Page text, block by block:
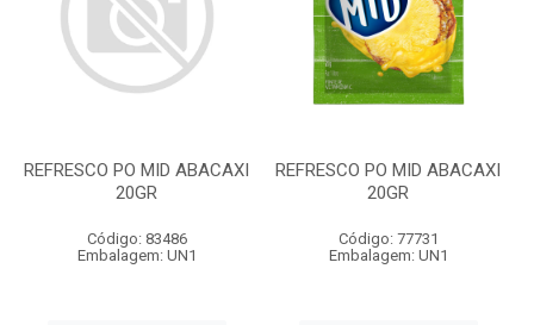
REFRESCO PO MID ABACAXI
20GR
Código: 83486
Embalagem: UN1
REFRESCO PO MID ABACAXI
20GR
Código: 77731
Embalagem: UN1